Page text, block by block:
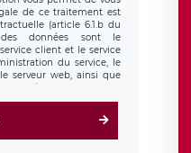
de ce traitement est
(article 6.1.b du
des données sont le
client et le service
du service, le
serveur web, ainsi que
Le formulaire
serveur hébergé par
clauses de
. Les données collectées
l’Internaute en sollicite la